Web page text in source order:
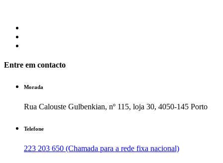
Entre em contacto
Morada
Rua Calouste Gulbenkian, nº 115, loja 30, 4050-145 Porto
Telefone
223 203 650 (Chamada para a rede fixa nacional)